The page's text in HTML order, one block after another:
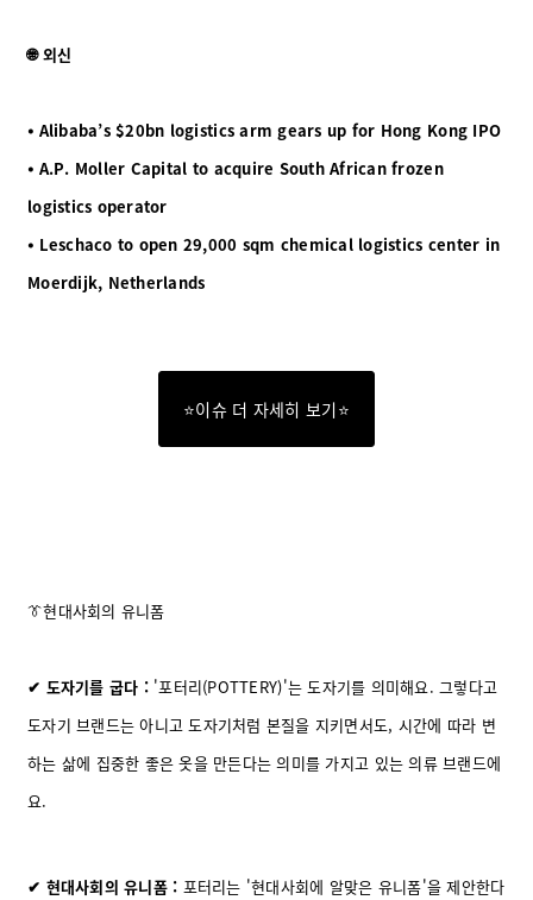
🌐 외신
⦁ Alibaba’s $20bn logistics arm gears up for Hong Kong IPO
⦁ A.P. Moller Capital to acquire South African frozen
logistics operator
⦁ Leschaco to open 29,000 sqm chemical logistics center in
Moerdijk, Netherlands
⭐이슈 더 자세히 보기⭐
👔현대사회의 유니폼
✔ 도자기를 굽다 :'포터리(POTTERY)'는 도자기를 의미해요. 그렇다고
도자기 브랜드는 아니고 도자기처럼 본질을 지키면서도, 시간에 따라 변
하는 삶에 집중한 좋은 옷을 만든다는 의미를 가지고 있는 의류 브랜드에
요.
✔ 현대사회의 유니폼 : 포터리는 '현대사회에 알맞은 유니폼'을 제안한다